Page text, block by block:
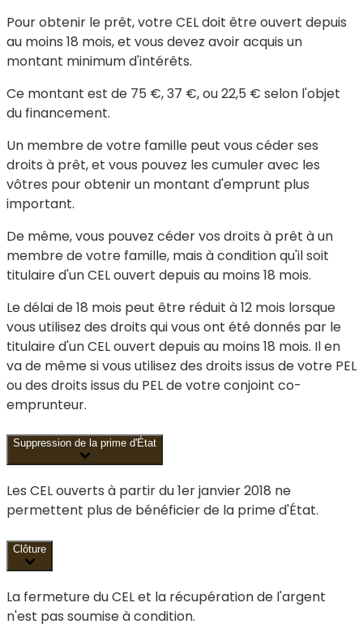
Pour obtenir le prêt, votre CEL doit être ouvert depuis
au moins 18 mois, et vous devez avoir acquis un
montant minimum d'intérêts.
Ce montant est de 75 €,37 €, ou22,5 € selon l'objet
du financement.
Un membre de votre famille peut vous céder ses
droits à prêt, et vous pouvez les cumuler avec les
vôtres pour obtenir un montant d'emprunt plus
important.
De même, vous pouvez cédervos droits à prêt à un
membre de votre famille, mais à condition qu'il soit
titulaire d'un CEL ouvert depuis au moins 18 mois.
Le délai de 18 mois peut être réduit à 12 mois lorsque
vous utilisez des droits qui vous ont été donnés par le
titulaire d'un CEL ouvert depuis au moins 18 mois. Il en
va de même si vous utilisez des droits issus de votre PEL
ou des droits issus du PEL de votre conjoint co-
emprunteur.
Suppression de la prime d'État
Les CEL ouverts à partir du 1erjanvier 2018 ne
permettent plus de bénéficier de la prime d'État.
Clôture
La fermeture du CEL et la récupération de l'argent
n'est pas soumise à condition.